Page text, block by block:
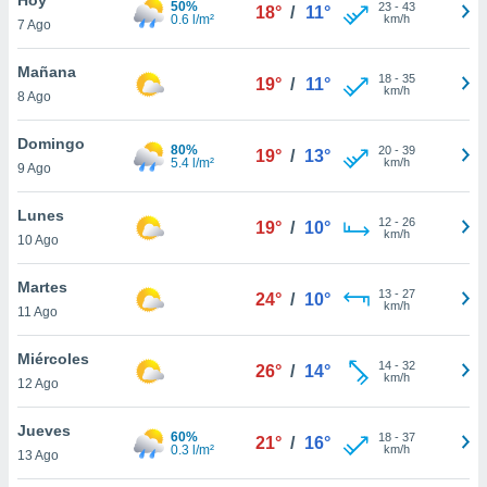
en
más
nuestra
de
cookies
aceptar
7 Ago
50%
0.6 l/m²
18° / 11° 23- 43
km/h
Mañana
8 Ago
19° / 11° 18- 35
km/h
Domingo
9 Ago
80%
5.4 l/m²
19° / 13° 20- 39
km/h
Lunes
10 Ago
19° / 10° 12- 26
km/h
Martes
11 Ago
24° / 10° 13- 27
km/h
Miércoles
12 Ago
26° / 14° 14- 32
km/h
Jueves
13 Ago
60%
0.3 l/m²
21° / 16° 18- 37
km/h